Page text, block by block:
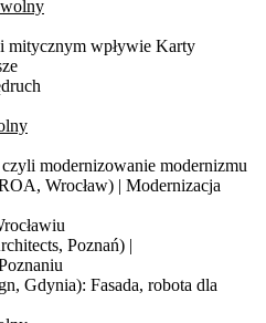
mitycznym wpływie Karty
modernizowanie modernizmu
Wrocław) | Modernizacja
Poznań) |
Gdynia): Fasada, robota dla